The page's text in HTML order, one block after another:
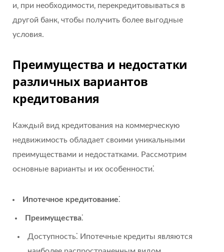
и‚ при необходимости‚ перекредитовываться в
другой банк‚ чтобы получить более выгодные
условия.
Преимущества и недостатки
различных вариантов
кредитования
Каждый вид кредитования на коммерческую
недвижимость обладает своими уникальными
преимуществами и недостатками. Рассмотрим
основные варианты и их особенности⁚
Ипотечное кредитование⁚
Преимущества⁚
Доступность⁚ Ипотечные кредиты являются